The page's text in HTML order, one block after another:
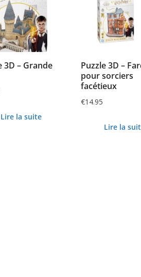
3D – Grande
Lire la suite
Puzzle 3D –
pour sorciers
facétieux
€14.95
Lire la